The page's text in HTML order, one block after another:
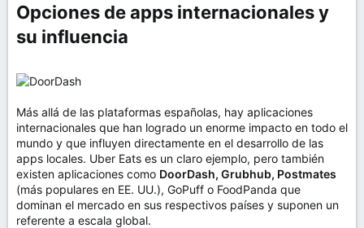
Opciones de apps internacionales y
su influencia​
Más allá de las plataformas españolas, hay aplicaciones
internacionales que han logrado un enorme impacto en todo el
mundo y que influyen directamente en el desarrollo de las
apps locales. Uber Eats es un claro ejemplo, pero también
existen aplicaciones como DoorDash, Grubhub, Postmates
(más populares en EE. UU.), GoPuff o FoodPanda que
dominan el mercado en sus respectivos países y suponen un
referente a escala global.